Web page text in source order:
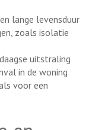
lange levensduur
zoals isolatie
uitstraling
in de woning
voor een